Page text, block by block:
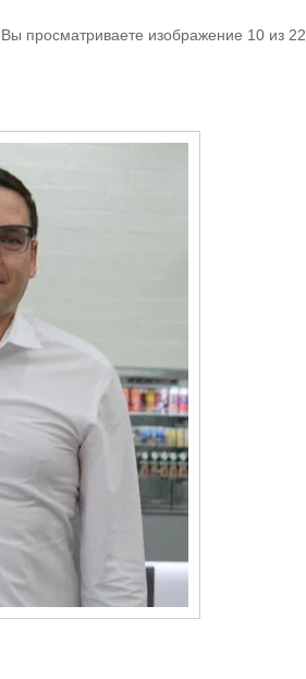
. Вы просматриваете изображение 10 из 22